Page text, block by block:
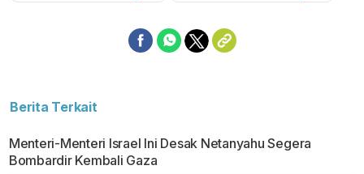
Berita Terkait
Menteri-Menteri Israel Ini Desak Netanyahu Segera
Bombardir Kembali Gaza